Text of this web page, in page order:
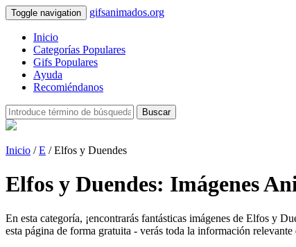
Toggle navigation gifsanimados.org
Inicio
Categorías Populares
Gifs Populares
Ayuda
Recomiéndanos
Buscar
Inicio /E / Elfos y Duendes
Elfos y Duendes: Imágenes
En esta categoría, ¡encontrarás fantásticas imágenes de Elfos y
esta página de forma gratuita - verás toda la información